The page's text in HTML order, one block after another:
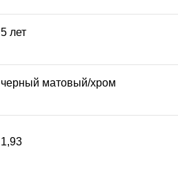
5 лет
черный матовый/хром
1,93